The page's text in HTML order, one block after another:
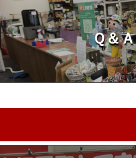
Ｑ＆Ａ